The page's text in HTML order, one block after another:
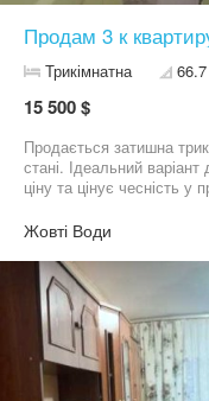
Продам 3 к
Трикімнатна
15 500 $
Продається затишна
стані. Ідеальний
ціну та цінує чесність у
з дітьми). ​Стан: Гарний
доглянута, можна
Документи: Повний
переоформлення.
особливості: ​Прозорі
комунальних платежах,
означає, що сума боргу
гаситься під час угоди
подальших зобов'язань.
Жовті Води